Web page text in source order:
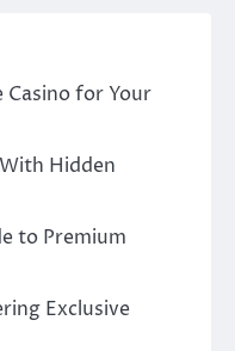
for Your
Hidden
to Premium
Exclusive